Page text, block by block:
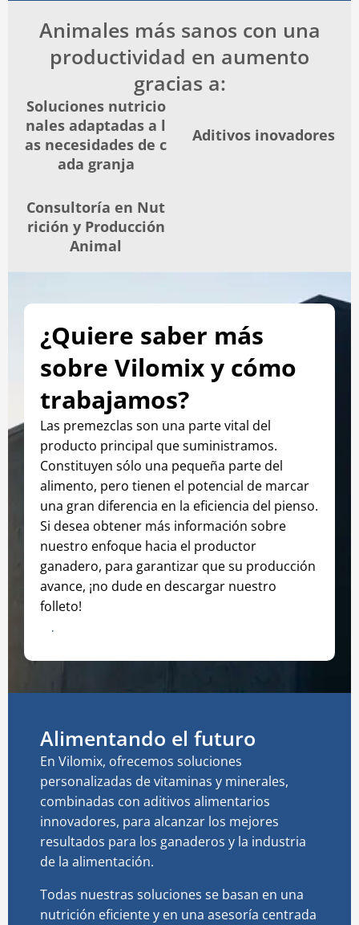
Animales más sanos con una
productividad en aumento
gracias a:
Soluciones nutricio
nales adaptadas a l
as necesidades de c
ada granja
Aditivos inovadores
Consultoría en Nut
rición y Producción
Animal
¿Quiere saber más
sobre Vilomix y cómo
trabajamos?
Las premezclas son una parte vital del
producto principal que suministramos.
Constituyen sólo una pequeña parte del
alimento, pero tienen el potencial de marcar
una gran diferencia en la eficiencia del pienso.
Si desea obtener más información sobre
nuestro enfoque hacia el productor
ganadero, para garantizar que su producción
avance, ¡no dude en descargar nuestro
folleto!
Descargar folleto
Alimentando el futuro
En Vilomix, ofrecemos soluciones
personalizadas de vitaminas y minerales,
combinadas con aditivos alimentarios
innovadores, para alcanzar los mejores
resultados para los ganaderos y la industria
de la alimentación.
Todas nuestras soluciones se basan en una
nutrición eficiente y en una asesoría centrada